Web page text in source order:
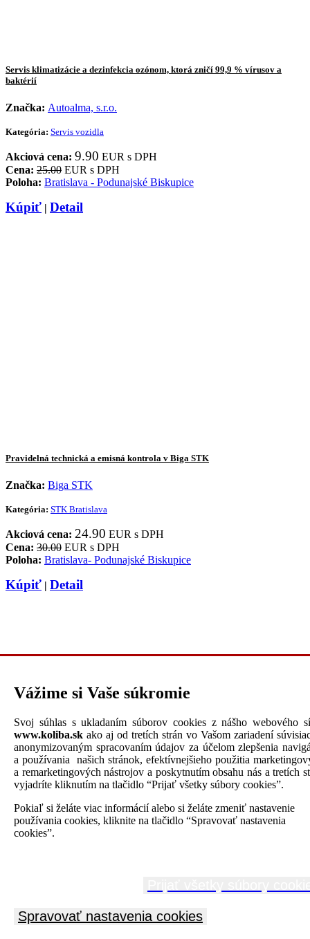
Servis klimatizácie a dezinfekcia ozónom, ktorá zničí 99,9 % vírusov a
baktérií
Značka: Autoalma, s.r.o.
Kategória: Servis vozidla
Akciová cena: 9.90 EUR s DPH
Cena: 25.00 EUR s DPH
Poloha: Bratislava - Podunajské Biskupice
Kúpiť | Detail
Pravidelná technická a emisná kontrola v Biga STK
Značka: Biga STK
Kategória: STK Bratislava
Akciová cena: 24.90 EUR s DPH
Cena: 30.00 EUR s DPH
Poloha: Bratislava- Podunajské Biskupice
Kúpiť | Detail
Kategória: Umytie vozidla
Vážime si Vaše súkromie
Svoj súhlas s ukladaním súborov cookies z nášho webového
www.koliba.sk ako aj od tretích strán vo Vašom zariadení
anonymizovaným spracovaním údajov za účelom zlepšenia
a používania našich stránok, efektívnejšieho použitia
a remarketingových nástrojov a poskytnutím obsahu nás a tretích
vyjadríte kliknutím na tlačidlo “Prijať všetky súbory cookies”.
Pokiaľ si želáte viac informácií alebo si želáte zmeniť nastavenie
používania cookies, kliknite na tlačidlo “Spravovať nastavenia
cookies”.
Spravovať nastavenia cookies